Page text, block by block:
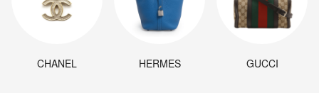
CHANEL HERMES GUCCI